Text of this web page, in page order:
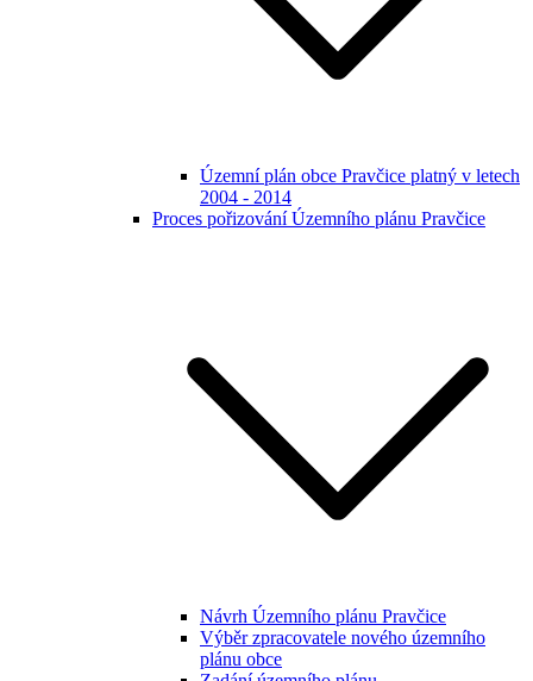
Územní plán obce Pravčice platný v letech
2004 - 2014
Proces pořizování Územního plánu Pravčice
Návrh Územního plánu Pravčice
Výběr zpracovatele nového územního
plánu obce